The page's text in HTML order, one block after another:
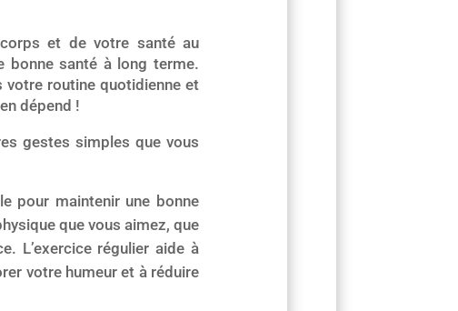
et de votre santé au
bonne santé à long terme.
votre routine quotidienne et
dépend !
gestes simples que vous
pour maintenir une bonne
que vous aimez, que
L’exercice régulier aide à
votre humeur et à réduire